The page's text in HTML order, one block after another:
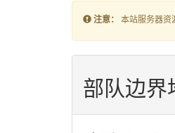
注意： 本站服务器资
部队边界